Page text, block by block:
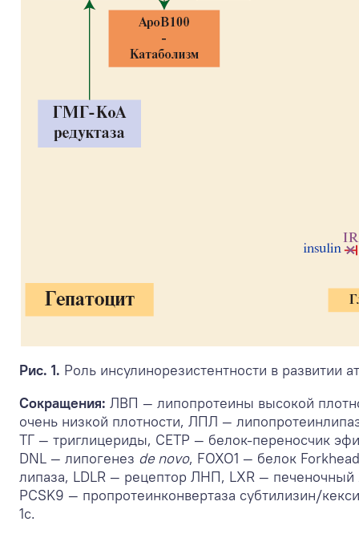
Рис. 1. Роль инсулинорезистентности в развитии
Сокращения: ЛВП — липопротеины высокой
очень низкой плотности, ЛПЛ —
ТГ — триглицериды, CETP — белок-переносчик
DNL — липогенез de novo, FOXO1 — белок
липаза, LDLR — рецептор ЛНП, LXR —
PCSK9 — пропротеинконвертаза субтилизин/
1c.